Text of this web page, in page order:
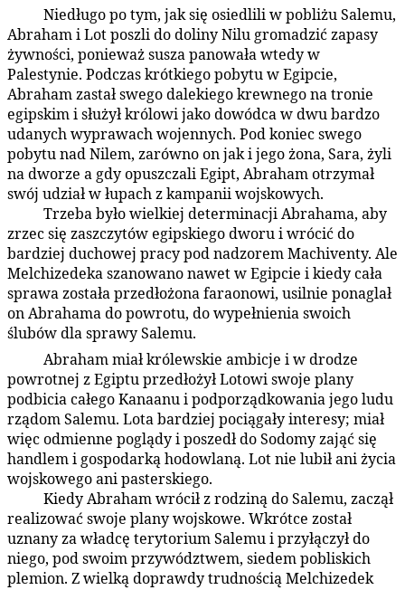
Niedługo po tym, jak się osiedlili w pobliżu Salemu,
Abraham i Lot poszli do doliny Nilu gromadzić zapasy
żywności, ponieważ susza panowała wtedy w
Palestynie. Podczas krótkiego pobytu w Egipcie,
Abraham zastał swego dalekiego krewnego na tronie
egipskim i służył królowi jako dowódca w dwu bardzo
udanych wyprawach wojennych. Pod koniec swego
pobytu nad Nilem, zarówno on jak i jego żona, Sara, żyli
na dworze a gdy opuszczali Egipt, Abraham otrzymał
swój udział w łupach z kampanii wojskowych.
Trzeba było wielkiej determinacji Abrahama, aby
zrzec się zaszczytów egipskiego dworu i wrócić do
bardziej duchowej pracy pod nadzorem Machiventy. Ale
Melchizedeka szanowano nawet w Egipcie i kiedy cała
sprawa została przedłożona faraonowi, usilnie ponaglał
on Abrahama do powrotu, do wypełnienia swoich
ślubów dla sprawy Salemu.
Abraham miał królewskie ambicje i w drodze
powrotnej z Egiptu przedłożył Lotowi swoje plany
podbicia całego Kanaanu i podporządkowania jego ludu
rządom Salemu. Lota bardziej pociągały interesy; miał
więc odmienne poglądy i poszedł do Sodomy zająć się
handlem i gospodarką hodowlaną. Lot nie lubił ani życia
wojskowego ani pasterskiego.
Kiedy Abraham wrócił z rodziną do Salemu, zaczął
realizować swoje plany wojskowe. Wkrótce został
uznany za władcę terytorium Salemu i przyłączył do
niego, pod swoim przywództwem, siedem pobliskich
plemion. Z wielką doprawdy trudnością Melchizedek